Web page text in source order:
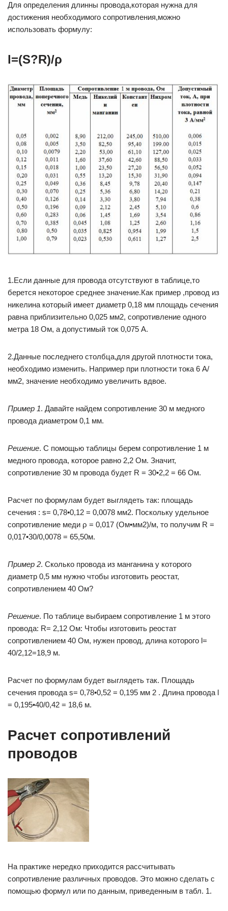
Для определения длинны провода,которая нужна для
достижения необходимого сопротивления,можно
использовать формулу:
l=(S?R)/ρ
1.Если данные для провода отсутствуют в таблице,то
берется некоторое среднее значение.Как пример ,провод из
никелина который имеет диаметр 0,18 мм площадь сечения
равна приблизительно 0,025 мм2, сопротивление одного
метра 18 Ом, а допустимый ток 0,075 А.
2.Данные последнего столбца,для другой плотности тока,
необходимо изменить. Например при плотности тока 6 А/
мм2, значение необходимо увеличить вдвое.
Пример 1. Давайте найдем сопротивление 30 м медного
провода диаметром 0,1 мм.
Решение. С помощью таблицы берем сопротивление 1 м
медного провода, которое равно 2,2 Ом. Значит,
сопротивление 30 м провода будет R = 30•2,2 = 66 Ом.
Расчет по формулам будет выглядеть так: площадь
сечения : s= 0,78•0,12 = 0,0078 мм2. Поскольку удельное
сопротивление меди ρ = 0,017 (Ом•мм2)/м, то получим R =
0,017•30/0,0078 = 65,50м.
Пример 2. Сколько провода из манганина у которого
диаметр 0,5 мм нужно чтобы изготовить реостат,
сопротивлением 40 Ом?
Решение. По таблице выбираем сопротивление 1 м этого
провода: R= 2,12 Ом: Чтобы изготовить реостат
сопротивлением 40 Ом, нужен провод, длина которого l=
40/2,12=18,9 м.
Расчет по формулам будет выглядеть так. Площадь
сечения провода s= 0,78•0,52 = 0,195 мм 2 . Длина провода l
= 0,195•40/0,42 = 18,6 м.
Расчет сопротивлений
проводов
На практике нередко приходится рассчитывать
сопротивление различных проводов. Это можно сделать с
помощью формул или по данным, приведенным в табл. 1.